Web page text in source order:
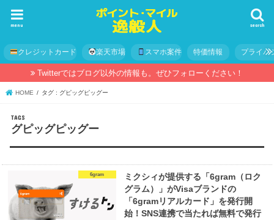
search
menu
クレジットカード 楽天市場 スマホ案件 特価情報 プライバ
Twitterではブログ以外の情報も。ぜひフォローください！
HOME タグ : グピッグピッグー
グピッグピッグー
6gram
ミクシィが提供する「6gram（ロク
グラム）」がVisaブランドの
「6gramリアルカード」を発行開
始！SNS連携で当たれば無料で発行